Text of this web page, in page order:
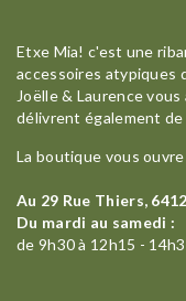
Etxe Mia! c'est une
accessoires atypiques
Joëlle & Laurence
délivrent également
La boutique vous
Au 29 Rue Thiers,
Du mardi au samedi :
de 9h30 à 12h15 -